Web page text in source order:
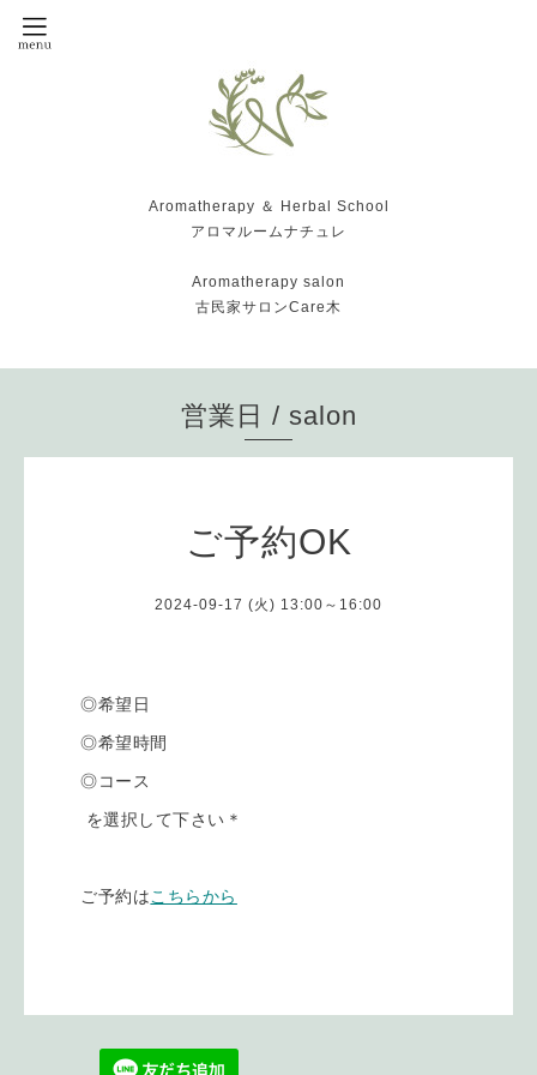
Aromatherapy ＆ Herbal School
アロマルームナチュレ
Aromatherapy salon
古民家サロンCare木
営業日 / salon
ご予約OK
2024-09-17 (火) 13:00～16:00
◎希望日
◎希望時間
◎コース
を選択して下さい＊
ご予約はこちらから